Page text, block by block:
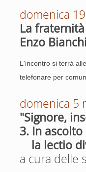
domenica
La fraternità
Enzo
L'incontro si terrà
telefonare per
domenica 5
"Signore,
3. In
la lectio
a cura delle